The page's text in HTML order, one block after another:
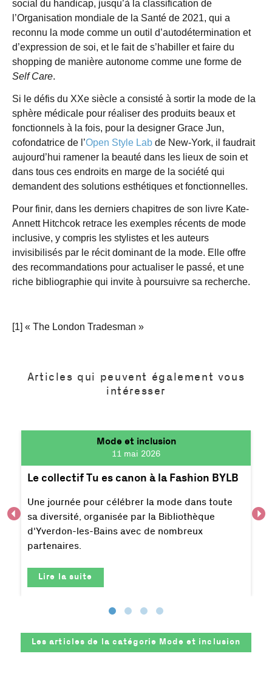
social du handicap, jusqu’à la classification de
l’Organisation mondiale de la Santé de 2021, qui a
reconnu la mode comme un outil d’autodétermination et
d’expression de soi, et le fait de s’habiller et faire du
shopping de manière autonome comme une forme de
Self Care.
Si le défis du XXe siècle a consisté à sortir la mode de la
sphère médicale pour réaliser des produits beaux et
fonctionnels à la fois, pour la designer Grace Jun,
cofondatrice de l’Open Style Lab de New-York, il faudrait
aujourd’hui ramener la beauté dans les lieux de soin et
dans tous ces endroits en marge de la société qui
demandent des solutions esthétiques et fonctionnelles.
Pour finir, dans les derniers chapitres de son livre Kate-
Annett Hitchcok retrace les exemples récents de mode
inclusive, y compris les stylistes et les auteurs
invisibilisés par le récit dominant de la mode. Elle offre
des recommandations pour actualiser le passé, et une
riche bibliographie qui invite à poursuivre sa recherche.
[1] « The London Tradesman »
Articles qui peuvent également vous
intéresser
Mode et inclusion
11 mai 2026
Le collectif Tu es canon à la Fashion BYLB
Une journée pour célébrer la mode dans toute
sa diversité, organisée par la Bibliothèque
d'Yverdon-les-Bains avec de nombreux
partenaires.
Lire la suite
Les articles de la catégorie Mode et inclusion